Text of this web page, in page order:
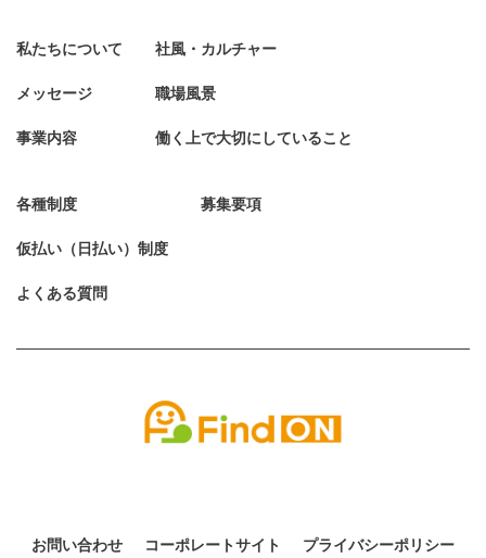
私たちについて
メッセージ
事業内容
社風・カルチャー
職場風景
働く上で大切にしていること
各種制度
仮払い（日払い）制度
よくある質問
募集要項
お問い合わせ コーポレートサイト プライバシーポリシー